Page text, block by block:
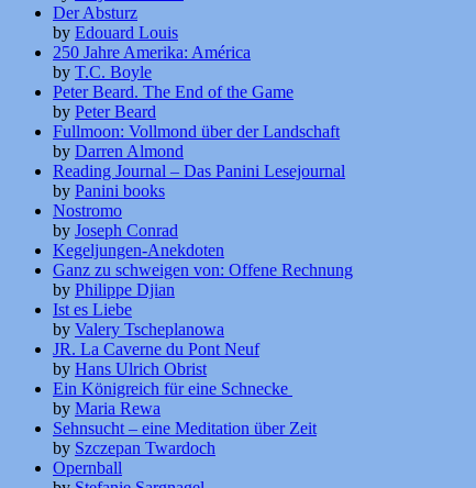
Der Absturz
by Edouard Louis
250 Jahre Amerika: América
by T.C. Boyle
Peter Beard. The End of the Game
by Peter Beard
Fullmoon: Vollmond über der Landschaft
by Darren Almond
Reading Journal – Das Panini Lesejournal
by Panini books
Nostromo
by Joseph Conrad
Kegeljungen-Anekdoten
Ganz zu schweigen von: Offene Rechnung
by Philippe Djian
Ist es Liebe
by Valery Tscheplanowa
JR. La Caverne du Pont Neuf
by Hans Ulrich Obrist
Ein Königreich für eine Schnecke
by Maria Rewa
Sehnsucht – eine Meditation über Zeit
by Szczepan Twardoch
Opernball